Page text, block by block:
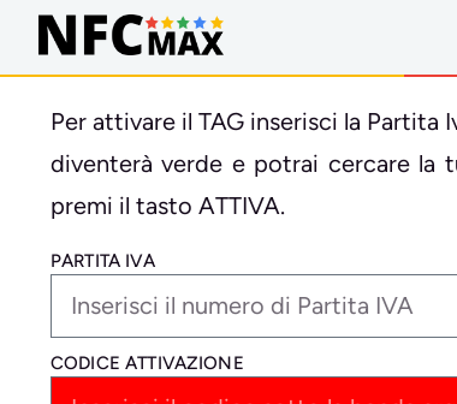
Per attivare il TAG inserisci la Partita
diventerà verde e potrai cercare la
premi il tasto ATTIVA.
PARTITA IVA
CODICE ATTIVAZIONE